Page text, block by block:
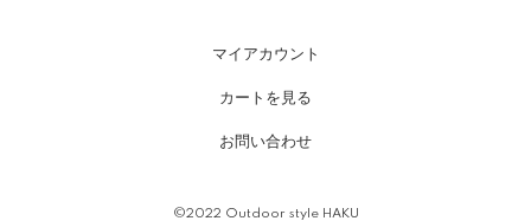
マイアカウント
カートを見る
お問い合わせ
©2022 Outdoor style HAKU